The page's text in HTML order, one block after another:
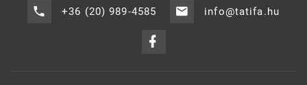
+36 (20) 989-4585 info@tatifa.hu